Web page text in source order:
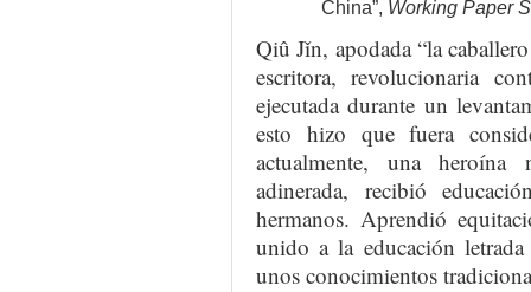
China”, Working Paper
Qiû Jǐn, apodada “la
escritora, revolucionaria
ejecutada durante un
esto hizo que fuera
actualmente, una
adinerada, recibió
hermanos. Aprendió
unido a la educación
unos conocimientos